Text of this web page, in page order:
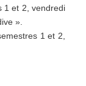
1 et 2, vendredi
».
1 et 2,